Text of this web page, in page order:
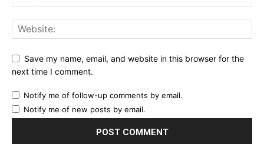
Save my name, email, and website in this browser for the
next time I comment.
Notify me of follow-up comments by email.
Notify me of new posts by email.